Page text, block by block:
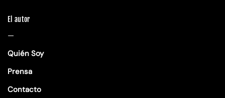
El autor
—
Quién Soy
Prensa
Contacto